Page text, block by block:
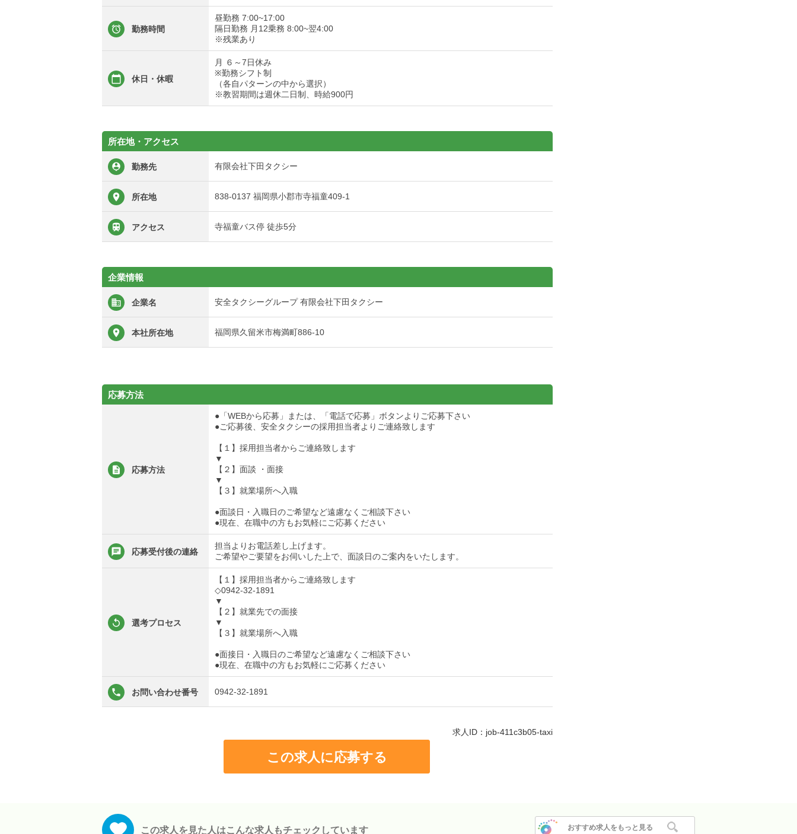
勤務時間
昼勤務 7:00~17:00
隔日勤務 月12乗務 8:00~翌4:00
※残業あり
休日・休暇
月 ６～7日休み
※勤務シフト制
（各自パターンの中から選択）
※教習期間は週休二日制、時給900円
所在地・アクセス
勤務先 有限会社下田タクシー
所在地 838-0137 福岡県小郡市寺福童409-1
アクセス 寺福童バス停 徒歩5分
企業情報
企業名 安全タクシーグループ 有限会社下田タクシー
本社所在地 福岡県久留米市梅満町886-10
応募方法
応募方法
●「WEBから応募」または、「電話で応募」ボタンよりご応募下さい
●ご応募後、安全タクシーの採用担当者よりご連絡致します
【１】採用担当者からご連絡致します
▼
【２】面談 ・面接
▼
【３】就業場所へ入職
●面談日・入職日のご希望など遠慮なくご相談下さい
●現在、在職中の方もお気軽にご応募ください
応募受付後の連絡
担当よりお電話差し上げます。
ご希望やご要望をお伺いした上で、面談日のご案内をいたします。
選考プロセス
【１】採用担当者からご連絡致します
◇0942-32-1891
▼
【２】就業先での面接
▼
【３】就業場所へ入職
●面接日・入職日のご希望など遠慮なくご相談下さい
●現在、在職中の方もお気軽にご応募ください
お問い合わせ番号 0942-32-1891
求人ID：job-411c3b05-taxi
この求人に応募する
この求人を見た人はこんな求人もチェックしています おすすめ求人をもっと見る